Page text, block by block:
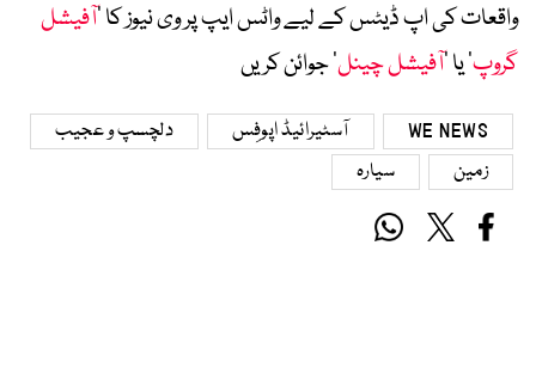
واقعات کی اپ ڈیٹس کے لیے واٹس ایپ پر وی نیوز کا ’آفیشل
گروپ‘ یا ’آفیشل چینل‘ جوائن کریں
WE NEWS آسٹیرائیڈ اپوفِس
دلچسپ و عجیب
زمین
سیارہ